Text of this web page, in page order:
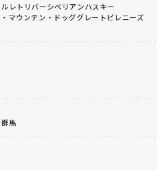
レトリバーシベリアンハスキー
マウンテン・ドッググレートピレニーズ
群馬